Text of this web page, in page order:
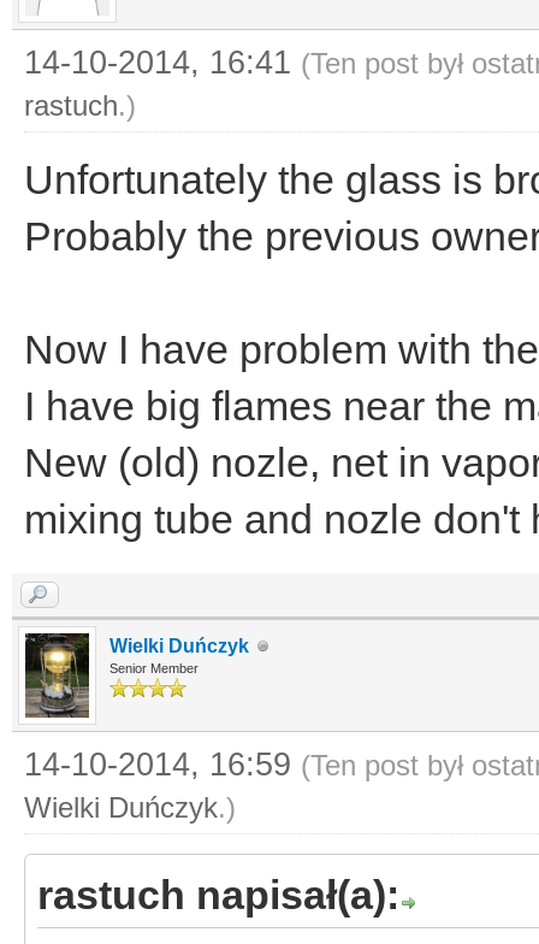
14-10-2014, 16:41 (Ten post był
rastuch.)
Unfortunately the glass is
Probably the previous
Now I have problem with
I have big flames near the
New (old) nozle, net in
mixing tube and nozle
Wielki Duńczyk
Senior Member
14-10-2014, 16:59 (Ten post był
Wielki Duńczyk.)
rastuch napisał(a):